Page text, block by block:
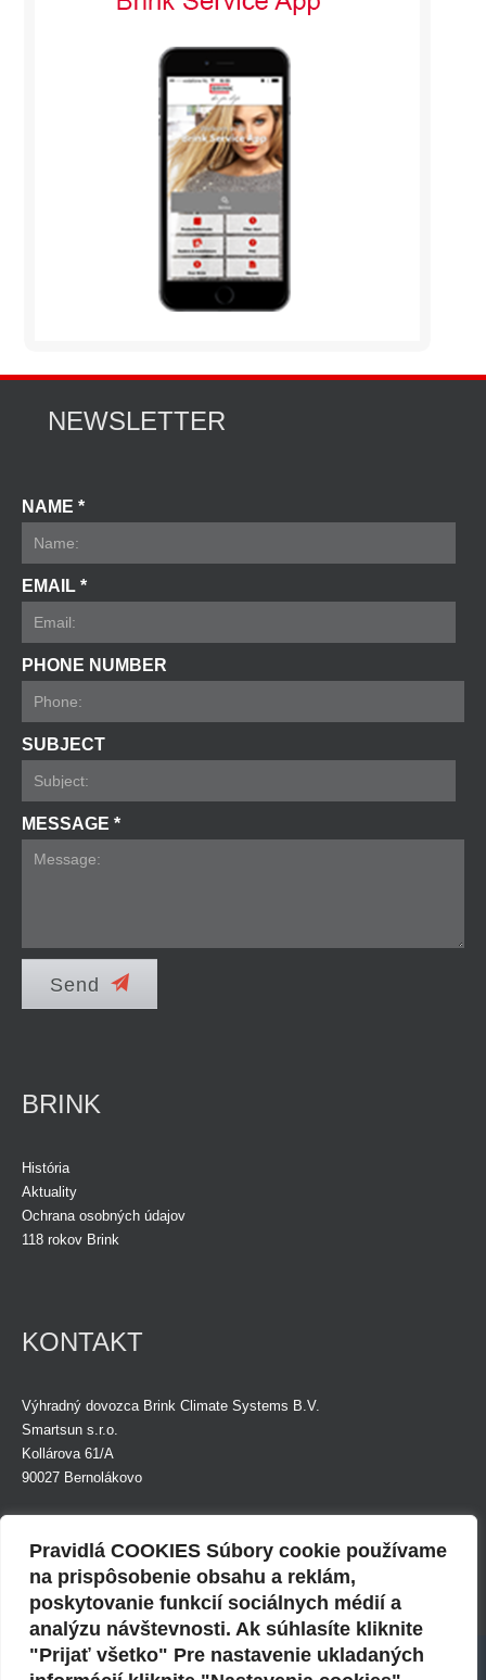
Pravidlá COOKIES Súbory cookie používame
na prispôsobenie obsahu a reklám,
poskytovanie funkcií sociálnych médií a
analýzu návštevnosti. Ak súhlasíte kliknite
"Prijať všetko" Pre nastavenie ukladaných
NEWSLETTER
NAME *
EMAIL *
PHONE NUMBER
SUBJECT
MESSAGE *
Send
BRINK
História
Aktuality
Ochrana osobných údajov
118 rokov Brink
KONTAKT
Výhradný dovozca Brink Climate Systems B.V.
Smartsun s.r.o.
Kollárova 61/A
90027 Bernolákovo
Mob.: +421 (0)948 891 999
E-mail:info@smartsunsro.sk
Fakturačná adresa:
Budovateľská 29
82108 Bratislava
IČO: 36835285
DIČ: 2022447878
IČ DPH: SK2022447878
Použitie cookies